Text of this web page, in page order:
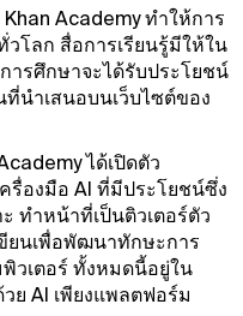
Academy ทําให้การ
โลก สื่อการเรียนรู้มีให้ใน
ารศึกษาจะได้รับประโยชน์
นําเสนอบนเว็บไซต์ของ
ได้เปิดตัว
รื่องมือ AI ที่มีประโยชน์ซึ่ง
ทําหน้าที่เป็นติวเตอร์ตัว
ยนเพื่อพัฒนาทักษะการ
วเตอร์ ทั้งหมดนี้อยู่ใน
ย AI เพียงแพลตฟอร์ม